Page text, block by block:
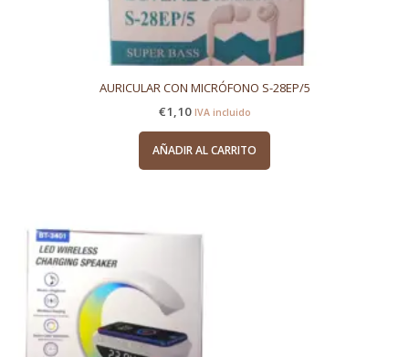
AURICULAR CON MICRÓFONO S-28EP/5
€1,10 IVA incluido
AÑADIR AL CARRITO